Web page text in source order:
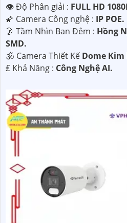
👁 Độ Phân giải : FULL HD
🌠 Camera Công nghệ : IP POE.
🌛 Tầm Nhìn Ban Đêm : Hồng
SMD.
🕉️ Camera Thiết Kế Dome Kim
️₤ Khả Năng : Công Nghệ AI.